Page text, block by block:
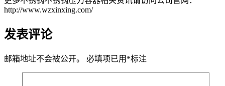
http://www.wzxinxing.com/
发表评论
邮箱地址不会被公开。 必填项已用 *标注